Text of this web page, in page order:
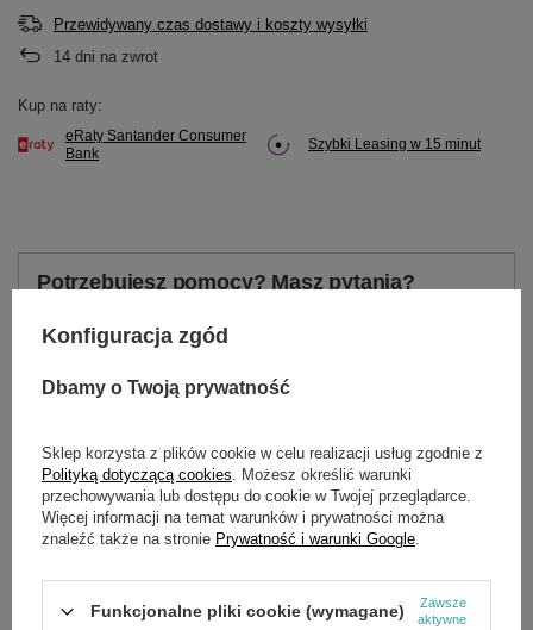
Przewidywany czas dostawy i koszty wysyłki
14 dni na zwrot
Kup na raty:
eRaty Santander Consumer
Bank
Szybki Leasing w 15 minut
Potrzebujesz pomocy? Masz pytania?
najciekawsze pytania i odpowiedzi publikując
dla innych.
SZCZEGÓŁOWE DANE
Marka Cedrus
Konfiguracja zgód
Dbamy o Twoją prywatność
Sklep korzysta z plików cookie w celu realizacji usług zgodnie z
Polityką dotyczącą cookies . Możesz określić warunki
przechowywania lub dostępu do cookie w Twojej przeglądarce.
Więcej informacji na temat warunków i prywatności można
znaleźć także na stronie Prywatność i warunki Google
Funkcjonalne pliki cookie (wymagane)
Zawsze
aktywne